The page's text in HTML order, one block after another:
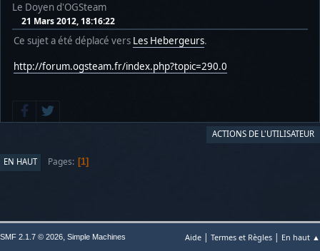
Le Doyen d'OGSteam
21 Mars 2012, 18:16:22
Ce sujet a été déplacé vers Les Hebergeurs.
http://forum.ogsteam.fr/index.php?topic=290.0
ACTIONS DE L'UTILISATEUR
EN HAUT Pages 1
Aide | Termes et Règles | En haut ▲
SMF 2.1.7 © 2026, Simple Machines